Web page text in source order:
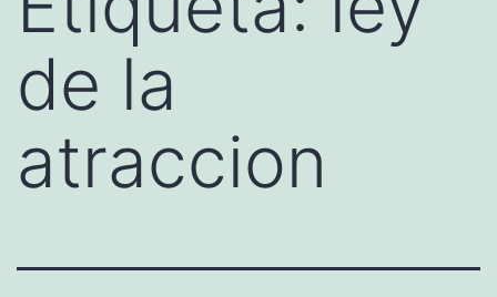
de la
atraccion